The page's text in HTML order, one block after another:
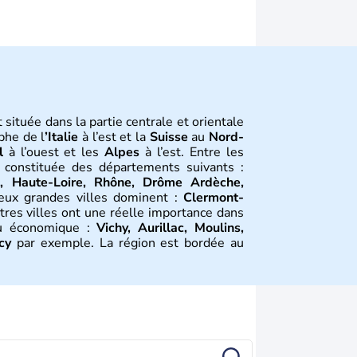
située dans la partie centrale et orientale
de l’Italie à l’est et la Suisse au Nord-
à l’ouest et lesAlpes à l’est. Entre les
des départements suivants :
Loire, Rhône, Drôme Ardèche,
grandes villes dominent :Clermont-
villes ont une réelle importance dans
économique :Vichy, Aurillac, Moulins,
par exemple. La région est bordée au
gaulois desArvernes.Vercingétorixbat
Clermont-